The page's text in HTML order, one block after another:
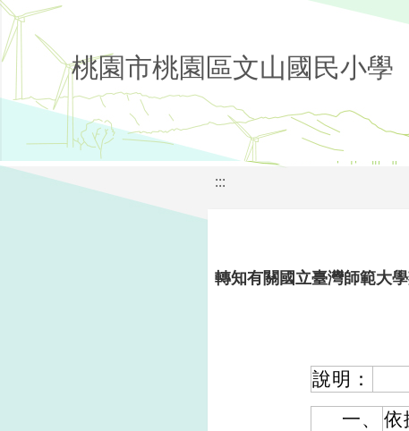
桃園市桃園區文山國民小學
:::
轉知有關國立臺灣師範大
說明：
一、
依